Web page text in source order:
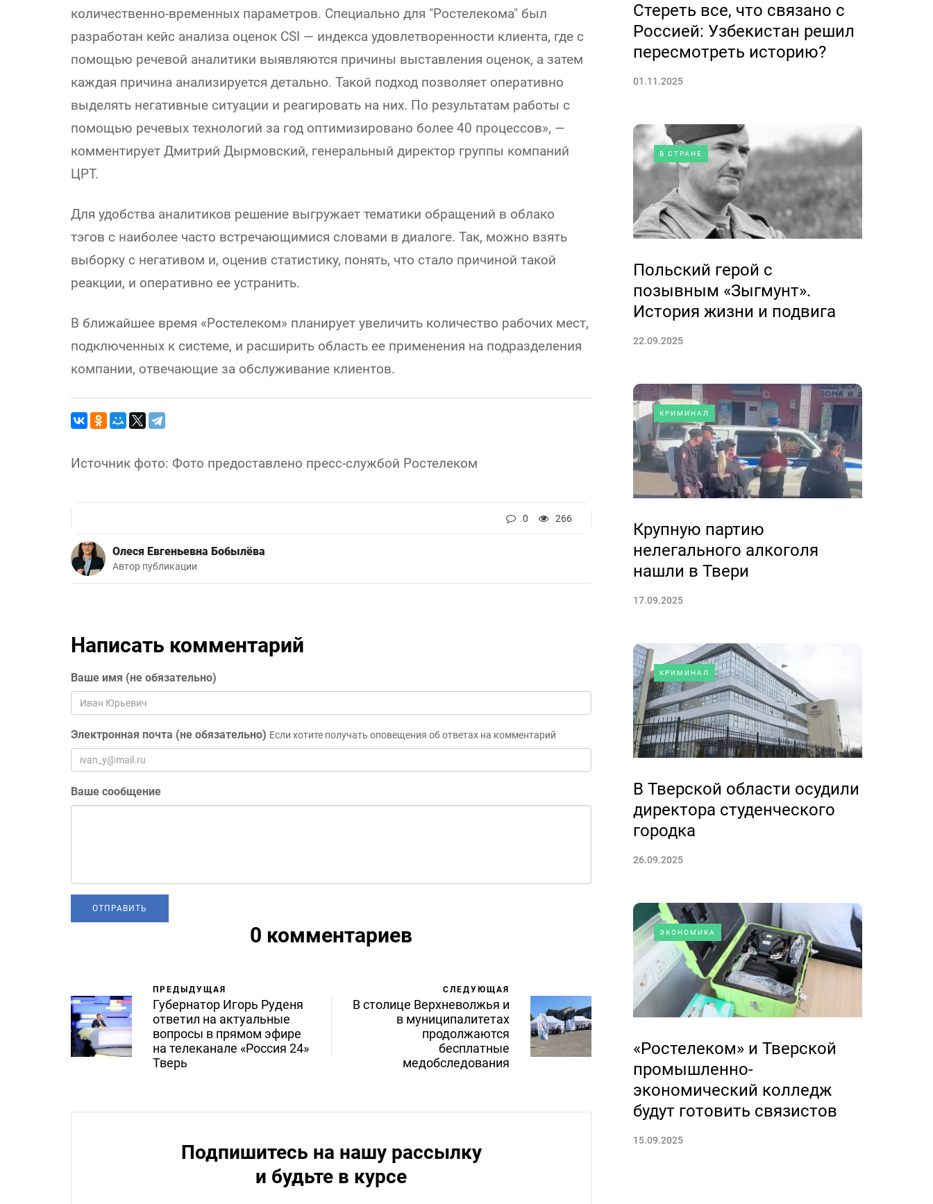
количественно-временных параметров. Специально для "Ростелекома" был
разработан кейс анализа оценок CSI — индекса удовлетворенности клиента, где с
помощью речевой аналитики выявляются причины выставления оценок, а затем
каждая причина анализируется детально. Такой подход позволяет оперативно
выделять негативные ситуации и реагировать на них. По результатам работы с
помощью речевых технологий за год оптимизировано более 40 процессов», —
комментирует Дмитрий Дырмовский, генеральный директор группы компаний
ЦРТ.
Для удобства аналитиков решение выгружает тематики обращений в облако
тэгов с наиболее часто встречающимися словами в диалоге. Так, можно взять
выборку с негативом и, оценив статистику, понять, что стало причиной такой
реакции, и оперативно ее устранить.
В ближайшее время «Ростелеком» планирует увеличить количество рабочих мест,
подключенных к системе, и расширить область ее применения на подразделения
компании, отвечающие за обслуживание клиентов.
Источник фото: Фото предоставлено пресс-службой Ростелеком
0 266
Олеся Евгеньевна Бобылёва
Автор публикации
Написать комментарий
Ваше имя (не обязательно)
Электронная почта (не обязательно) Если хотите получать оповещения об ответах на комментарий
Ваше сообщение
0 комментариев
ПРЕДЫДУЩАЯ
Губернатор Игорь Руденя
ответил на актуальные
вопросы в прямом эфире
на телеканале «Россия 24»
Тверь
СЛЕДУЮЩАЯ
В столице Верхневолжья и
в муниципалитетах
продолжаются
бесплатные
медобследования
Подпишитесь на нашу рассылку
и будьте в курсе
Стереть все, что связано с
Россией: Узбекистан решил
пересмотреть историю?
01.11.2025
В СТРАНЕ
Польский герой с
позывным «Зыгмунт».
История жизни и подвига
22.09.2025
КРИМИНАЛ
Крупную партию
нелегального алкоголя
нашли в Твери
17.09.2025
КРИМИНАЛ
В Тверской области осудили
директора студенческого
городка
26.09.2025
ЭКОНОМИКА
«Ростелеком» и Тверской
промышленно-
экономический колледж
будут готовить связистов
15.09.2025